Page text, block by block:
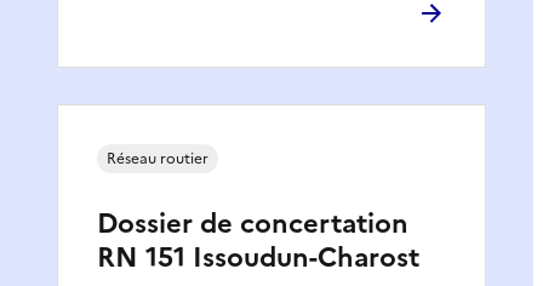
Dossier de concertation
RN 151 Issoudun-Charost
Réseau routier